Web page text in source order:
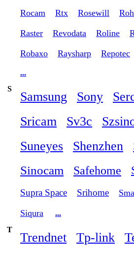
Rocam Rtx Rosewill
Raster Revodata Roline
Robaxo Raysharp Repotec
...
S
Samsung Sony
Sricam
Sv3c
Suneyes
Shenzhen
Sinocam Safehome
Supra Space Srihome
Siqura
...
T
Trendnet Tp-link